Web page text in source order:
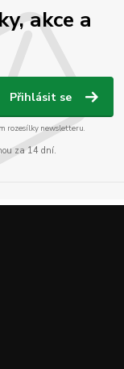
akce a
Přihlásit se
rozesílky newsletteru.
za 14 dní.